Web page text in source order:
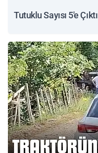
Tutuklu Sayısı 5'e Çıktı